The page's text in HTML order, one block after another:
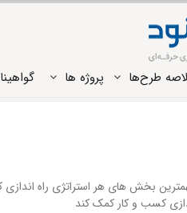
طرح‌ها پروژه ‌ها
بخش های هر استراتژی راه
کسب و کار کمک کند